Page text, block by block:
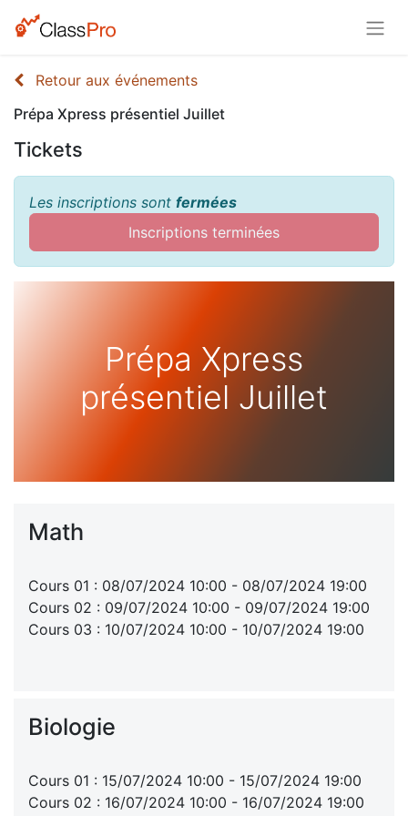
Retour aux événements
Prépa Xpress présentiel Juillet
Tickets
Les inscriptions sont fermées
Inscriptions terminées
Prépa Xpress
présentiel Juillet
Math
Cours 01 : 08/07/2024 10:00 - 08/07/2024 19:00
Cours 02 : 09/07/2024 10:00 - 09/07/2024 19:00
Cours 03 : 10/07/2024 10:00 - 10/07/2024 19:00
Biologie
Cours 01 : 15/07/2024 10:00 - 15/07/2024 19:00
Cours 02 : 16/07/2024 10:00 - 16/07/2024 19:00